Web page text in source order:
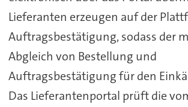
Lieferanten erzeugen auf der
Auftragsbestätigung, sodass der
Abgleich von Bestellung und
Auftragsbestätigung für den
Das Lieferantenportal prüft die